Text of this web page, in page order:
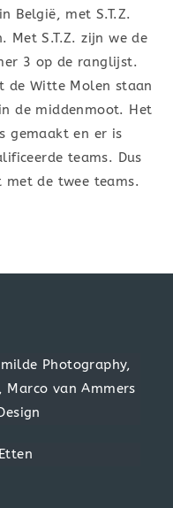
België, met S.T.Z.
Met S.T.Z. zijn we de
3 op de ranglijst.
de Witte Molen staan
de middenmoot. Het
gemaakt en er is
teams. Dus
met de twee teams.
Photography,
Marco van Ammers